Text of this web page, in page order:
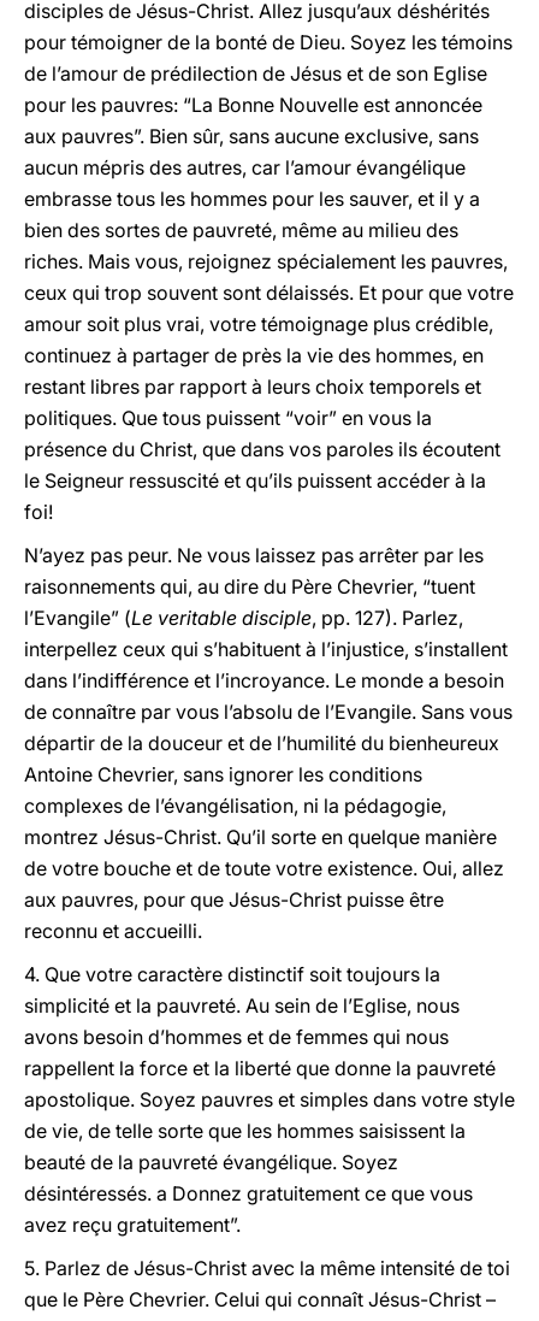
disciples de Jésus-Christ. Allez jusqu’aux déshérités
pour témoigner de la bonté de Dieu. Soyez les témoins
de l’amour de prédilection de Jésus et de son Eglise
pour les pauvres: “La Bonne Nouvelle est annoncée
aux pauvres”. Bien sûr, sans aucune exclusive, sans
aucun mépris des autres, car l’amour évangélique
embrasse tous les hommes pour les sauver, et il y a
bien des sortes de pauvreté, même au milieu des
riches. Mais vous, rejoignez spécialement les pauvres,
ceux qui trop souvent sont délaissés. Et pour que votre
amour soit plus vrai, votre témoignage plus crédible,
continuez à partager de près la vie des hommes, en
restant libres par rapport à leurs choix temporels et
politiques. Que tous puissent “voir” en vous la
présence du Christ, que dans vos paroles ils écoutent
le Seigneur ressuscité et qu’ils puissent accéder à la
foi!
N’ayez pas peur. Ne vous laissez pas arrêter par les
raisonnements qui, au dire du Père Chevrier, “tuent
l’Evangile” (Le veritable disciple, pp. 127). Parlez,
interpellez ceux qui s’habituent à l’injustice, s’installent
dans l’indifférence et l’incroyance. Le monde a besoin
de connaître par vous l’absolu de l’Evangile. Sans vous
départir de la douceur et de l’humilité du bienheureux
Antoine Chevrier, sans ignorer les conditions
complexes de l’évangélisation, ni la pédagogie,
montrez Jésus-Christ. Qu’il sorte en quelque manière
de votre bouche et de toute votre existence. Oui, allez
aux pauvres, pour que Jésus-Christ puisse être
reconnu et accueilli.
4. Que votre caractère distinctif soit toujours la
simplicité et la pauvreté. Au sein de l’Eglise, nous
avons besoin d’hommes et de femmes qui nous
rappellent la force et la liberté que donne la pauvreté
apostolique. Soyez pauvres et simples dans votre style
de vie, de telle sorte que les hommes saisissent la
beauté de la pauvreté évangélique. Soyez
désintéressés. a Donnez gratuitement ce que vous
avez reçu gratuitement”.
5. Parlez de Jésus-Christ avec la même intensité de toi
que le Père Chevrier. Celui qui connaît Jésus-Christ –